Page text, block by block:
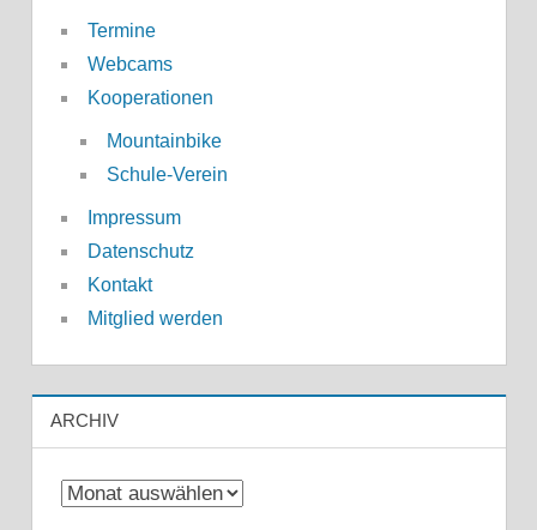
Termine
Webcams
Kooperationen
Mountainbike
Schule-Verein
Impressum
Datenschutz
Kontakt
Mitglied werden
ARCHIV
Archiv